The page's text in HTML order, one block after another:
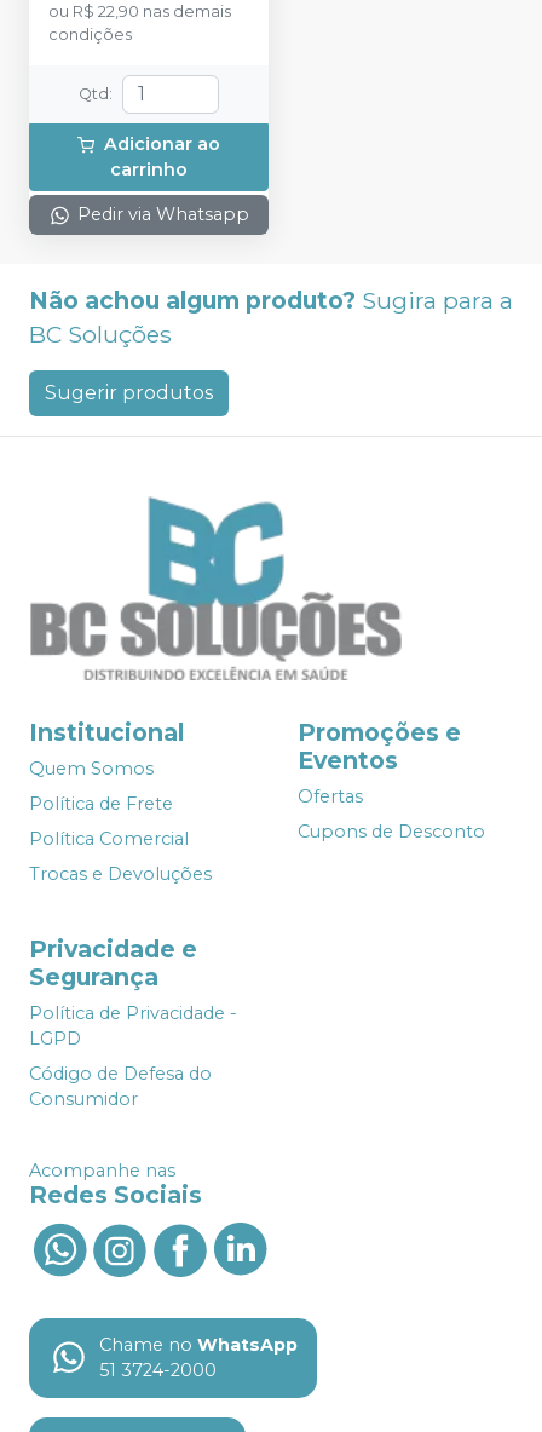
ou R$ 22,90 nas demais
condições
Qtd :
Adicionar ao
carrinho
Pedir via Whatsapp
Não achou algum produto? Sugira para a
BC Soluções
Sugerir produtos
Institucional
Quem Somos
Política de Frete
Política Comercial
Trocas e Devoluções
Promoções e
Eventos
Ofertas
Cupons de Desconto
Privacidade e
Segurança
Política de Privacidade -
LGPD
Código de Defesa do
Consumidor
Acompanhe nas
Redes Sociais
Chame no WhatsApp
51 3724-2000